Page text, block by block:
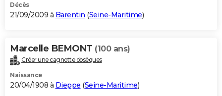
Décès
21/09/2009 à Barentin (Seine-Maritime)
Marcelle BEMONT (100 ans)
Créer une cagnotte obsèques
Naissance
20/04/1908 à Dieppe (Seine-Maritime)